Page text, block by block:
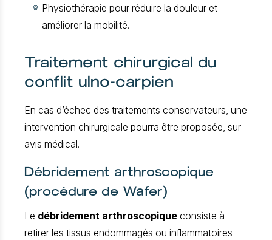
Physiothérapie pour réduire la douleur et
améliorer la mobilité.
Traitement chirurgical du
conflit ulno-carpien
En cas d’échec des traitements conservateurs, une
intervention chirurgicale pourra être proposée, sur
avis médical.
Débridement arthroscopique
(procédure de Wafer)
Le débridement arthroscopique consiste à
retirer les tissus endommagés ou inflammatoires